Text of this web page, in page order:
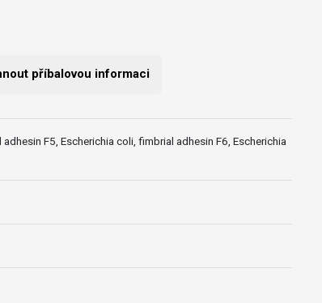
příbalovou informaci
F5, Escherichia coli, fimbrial adhesin F6, Escherichia